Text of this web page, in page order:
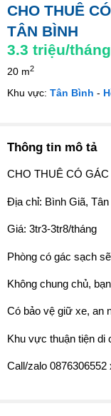
CHO THUÊ
TÂN BÌNH
3.3 triệu/tháng
20 m2
Khu vực: Tân Bình -
Thông tin mô tả
CHO THUÊ CÓ
Địa chỉ: Bình Giã,
Giá: 3tr3-3tr8/tháng
Phòng có gác sạch sẽ
Không chung chủ,
Có bảo vệ giữ xe, an
Khu vực thuận tiện di
Call/zalo